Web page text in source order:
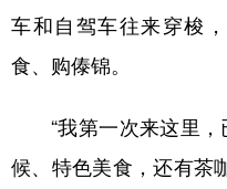
车和自驾车往来穿梭
食、购傣锦。
“我第一次来这里，
候、特色美食，还有茶